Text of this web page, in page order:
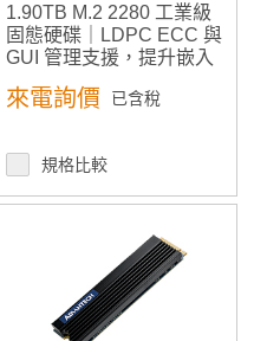
1.90TB M.2 2280 工業級
固態硬碟｜LDPC ECC 與
GUI 管理支援，提升嵌入
來電詢價 已含稅
規格比較